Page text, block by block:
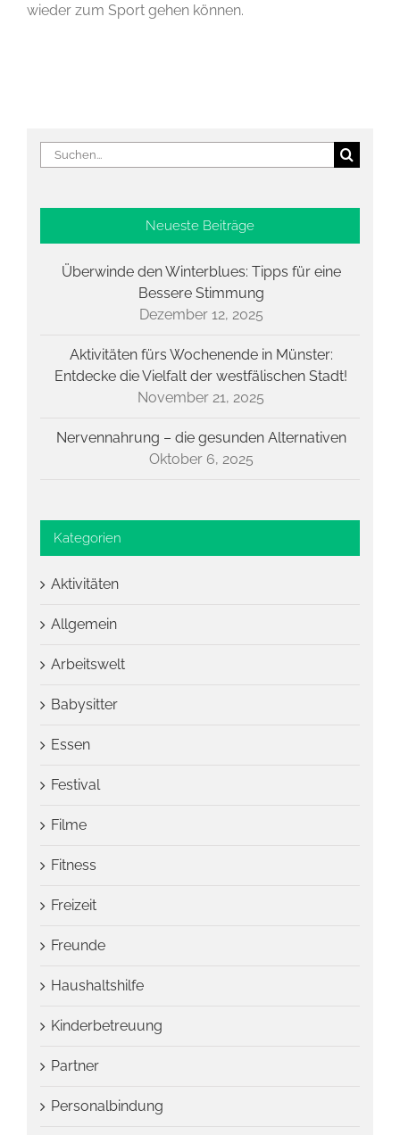
wieder zum Sport gehen können.
Suche
nach:
Neueste Beiträge
Überwinde den Winterblues: Tipps für eine
Bessere Stimmung
Dezember 12, 2025
Aktivitäten fürs Wochenende in Münster:
Entdecke die Vielfalt der westfälischen Stadt!
November 21, 2025
Nervennahrung – die gesunden Alternativen
Oktober 6, 2025
Kategorien
Aktivitäten
Allgemein
Arbeitswelt
Babysitter
Essen
Festival
Filme
Fitness
Freizeit
Freunde
Haushaltshilfe
Kinderbetreuung
Partner
Personalbindung